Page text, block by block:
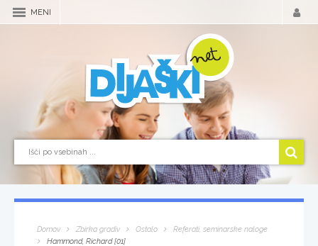
MENI
Domov Zbirka gradiv Ostalo
Referati, seminarske naloge
Hammond, Richard [01]